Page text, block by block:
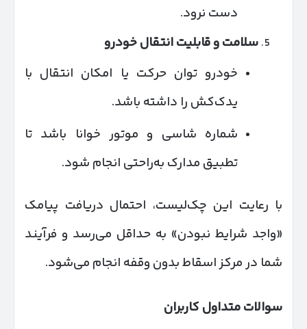
دست نرود.
سلامت و قابلیت انتقال خودرو
خودرو توان حرکت یا امکان انتقال با
یدک‌کش را داشته باشد.
شماره شاسی و موتور خوانا باشد تا
تطبیق مدارک به‌راحتی انجام شود.
با رعایت این چک‌لیست، احتمال دریافت پیامک
«واجد شرایط نبودن» به حداقل می‌رسد و فرآیند
شما در مرکز اسقاط بدون وقفه انجام می‌شود.
سوالات متداول کاربران